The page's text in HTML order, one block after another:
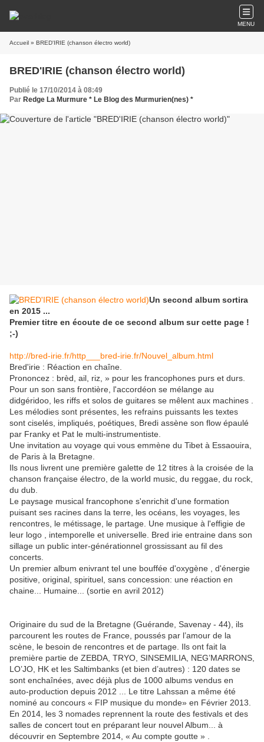
MENU
Accueil » BRED'IRIE (chanson électro world)
BRED'IRIE (chanson électro world)
Publié le 17/10/2014 à 08:49
Par Redge La Murmure * Le Blog des Murmurien(nes) *
Un second album sortira
en 2015 ...
Premier titre en écoute de ce second album sur cette page !
;-)
http://bred-irie.fr/http___bred-irie.fr/Nouvel_album.html
Bred'irie : Réaction en chaîne.
Prononcez : brèd, ail, riz, » pour les francophones purs et durs.
Pour un son sans frontière, l'accordéon se mélange au
didgéridoo, les riffs et solos de guitares se mêlent aux machines .
Les mélodies sont présentes, les refrains puissants les textes
sont ciselés, impliqués, poétiques, Bredi assène son flow épaulé
par Franky et Pat le multi-instrumentiste.
Une invitation au voyage qui vous emmène du Tibet à Essaouira,
de Paris à la Bretagne.
Ils nous livrent une première galette de 12 titres à la croisée de la
chanson française électro, de la world music, du reggae, du rock,
du dub.
Le paysage musical francophone s'enrichit d'une formation
puisant ses racines dans la terre, les océans, les voyages, les
rencontres, le métissage, le partage. Une musique à l'effigie de
leur logo , intemporelle et universelle. Bred irie entraine dans son
sillage un public inter-générationnel grossissant au fil des
concerts.
Un premier album enivrant tel une bouffée d'oxygène , d'énergie
positive, original, spirituel, sans concession: une réaction en
chaine... Humaine... (sortie en avril 2012)
Originaire du sud de la Bretagne (Guérande, Savenay - 44), ils
parcourent les routes de France, poussés par l’amour de la
scène, le besoin de rencontres et de partage. Ils ont fait la
première partie de ZEBDA, TRYO, SINSEMILIA, NEG’MARRONS,
LO’JO, HK et les Saltimbanks (et bien d’autres) : 120 dates se
sont enchaînées, avec déjà plus de 1000 albums vendus en
auto-production depuis 2012 ... Le titre Lahssan a même été
nominé au concours « FIP musique du monde» en Février 2013.
En 2014, les 3 nomades reprennent la route des festivals et des
salles de concert tout en préparant leur nouvel Album... à
découvrir en Septembre 2014, « Au compte goutte » .